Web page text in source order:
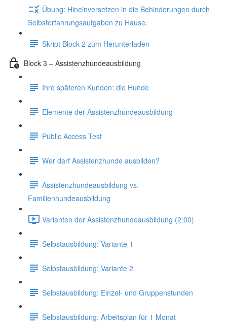
Übung: Hineinversetzen in die Behinderungen durch
Selbsterfahrungsaufgaben zu Hause.
Skript Block 2 zum Herunterladen
Block 3 – Assistenzhundeausbildung
Ihre späteren Kunden: die Hunde
Elemente der Assistenzhundeausbildung
Public Access Test
Wer darf Assistenzhunde ausbilden?
Assistenzhundeausbildung vs.
Familienhundeausbildung
Varianten der Assistenzhundeausbildung (2:00)
Selbstausbildung: Variante 1
Selbstausbildung: Variante 2
Selbstausbildung: Einzel- und Gruppenstunden
Selbstausbildung: Arbeitsplan für 1 Monat